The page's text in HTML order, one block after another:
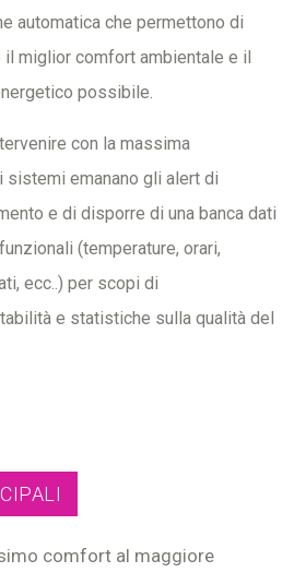
automatica che permettono di
miglior comfort ambientale e il
possibile.
con la massima
emanano gli alert di
e di disporre di una banca dati
(temperature, orari,
ecc..) per scopi di
e statistiche sulla qualità del
comfort al maggiore